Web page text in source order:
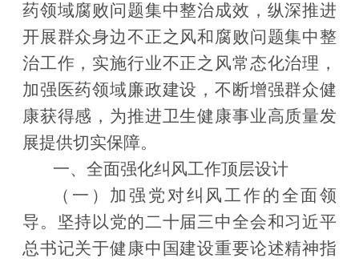
药领域腐败问题集中整治成效，纵深推进
开展群众身边不正之风和腐败问题集中整
治工作，实施行业不正之风常态化治理，
加强医药领域廉政建设，不断增强群众健
康获得感，为推进卫生健康事业高质量发
展提供切实保障。
一、全面强化纠风工作顶层设计
（一）加强党对纠风工作的全面领
导。
坚持以党的二十届三中全会和习近平
总书记关于健康中国建设重要论述精神指